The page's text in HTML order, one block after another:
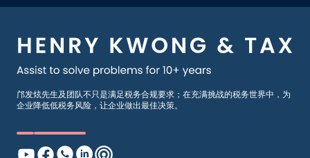
邝发炫先生及团队不只是满足税务合规要求；在充满挑战的税务世界中，为
企业降低低税务风险，让企业做出最佳决策。